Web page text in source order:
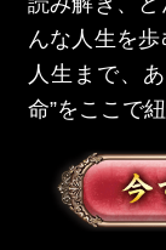
んな人生を
人生まで、
命”をここで